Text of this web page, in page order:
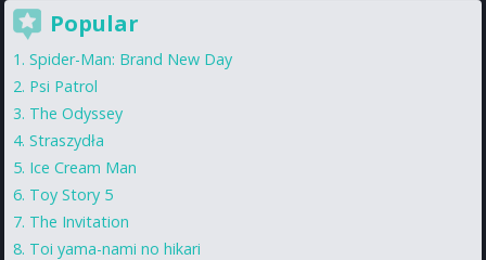
Popular
Spider-Man: Brand New Day
Psi Patrol
The Odyssey
Straszydła
Ice Cream Man
Toy Story 5
The Invitation
Toi yama-nami no hikari